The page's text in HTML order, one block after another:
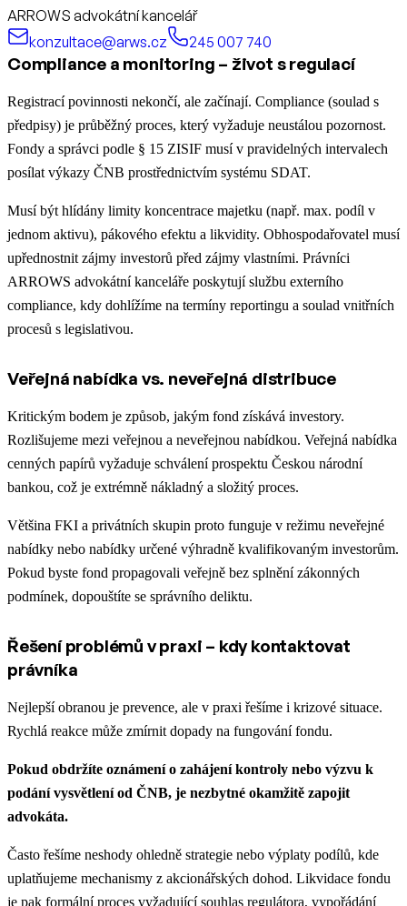
ARROWS advokátní kancelář
konzultace@arws.cz
245 007 740
Compliance a monitoring – život s regulací
Registrací povinnosti nekončí, ale začínají. Compliance (soulad s
předpisy) je průběžný proces, který vyžaduje neustálou pozornost.
Fondy a správci podle § 15 ZISIF musí v pravidelných intervalech
posílat výkazy ČNB prostřednictvím systému SDAT.
Musí být hlídány limity koncentrace majetku (např. max. podíl v
jednom aktivu), pákového efektu a likvidity. Obhospodařovatel musí
upřednostnit zájmy investorů před zájmy vlastními. Právníci
ARROWS advokátní kanceláře poskytují službu externího
compliance, kdy dohlížíme na termíny reportingu a soulad vnitřních
procesů s legislativou.
Veřejná nabídka vs. neveřejná distribuce
Kritickým bodem je způsob, jakým fond získává investory.
Rozlišujeme mezi veřejnou a neveřejnou nabídkou. Veřejná nabídka
cenných papírů vyžaduje schválení prospektu Českou národní
bankou, což je extrémně nákladný a složitý proces.
Většina FKI a privátních skupin proto funguje v režimu neveřejné
nabídky nebo nabídky určené výhradně kvalifikovaným investorům.
Pokud byste fond propagovali veřejně bez splnění zákonných
podmínek, dopouštíte se správního deliktu.
Řešení problémů v praxi – kdy kontaktovat
právníka
Nejlepší obranou je prevence, ale v praxi řešíme i krizové situace.
Rychlá reakce může zmírnit dopady na fungování fondu.
Pokud obdržíte oznámení o zahájení kontroly nebo výzvu k
podání vysvětlení od ČNB, je nezbytné okamžitě zapojit
advokáta.
Často řešíme neshody ohledně strategie nebo výplaty podílů, kde
uplatňujeme mechanismy z akcionářských dohod. Likvidace fondu
je pak formální proces vyžadující souhlas regulátora, vypořádání